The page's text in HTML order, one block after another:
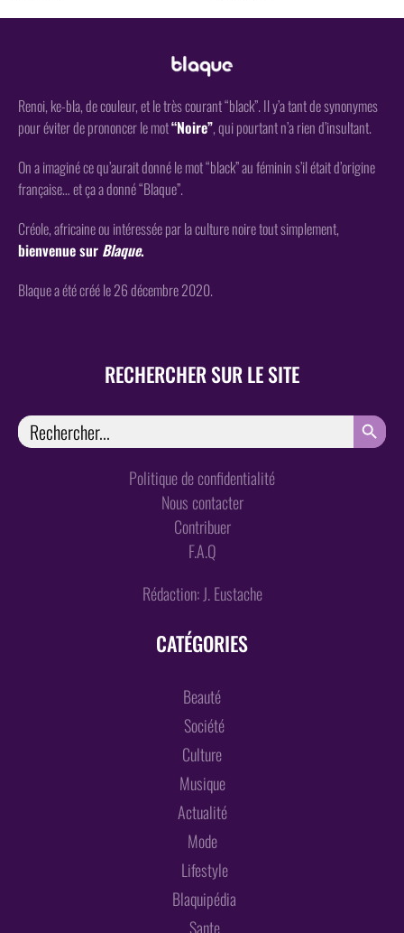
Renoi, ke-bla, de couleur, et le très courant “black”. Il y’a tant de synonymes
pour éviter de prononcer le mot“Noire”, qui pourtant n’a rien d’insultant.
On a imaginé ce qu’aurait donné le mot “black” au féminin s’il était d’origine
française… et ça a donné “Blaque”.
Créole, africaine ou intéressée par la culture noire tout simplement,
bienvenue sur Blaque.
Blaque a été créé le 26 décembre 2020.
RECHERCHER SUR LE SITE
Search
for:
SEARCH
Politique de confidentialité
Nous contacter
Contribuer
F.A.Q
Rédaction: J. Eustache
CATÉGORIES
Beauté
Société
Culture
Musique
Actualité
Mode
Lifestyle
Blaquipédia
Sante